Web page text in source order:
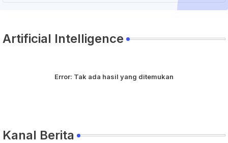
Artificial Intelligence
Error: Tak ada hasil yang ditemukan
Kanal Berita